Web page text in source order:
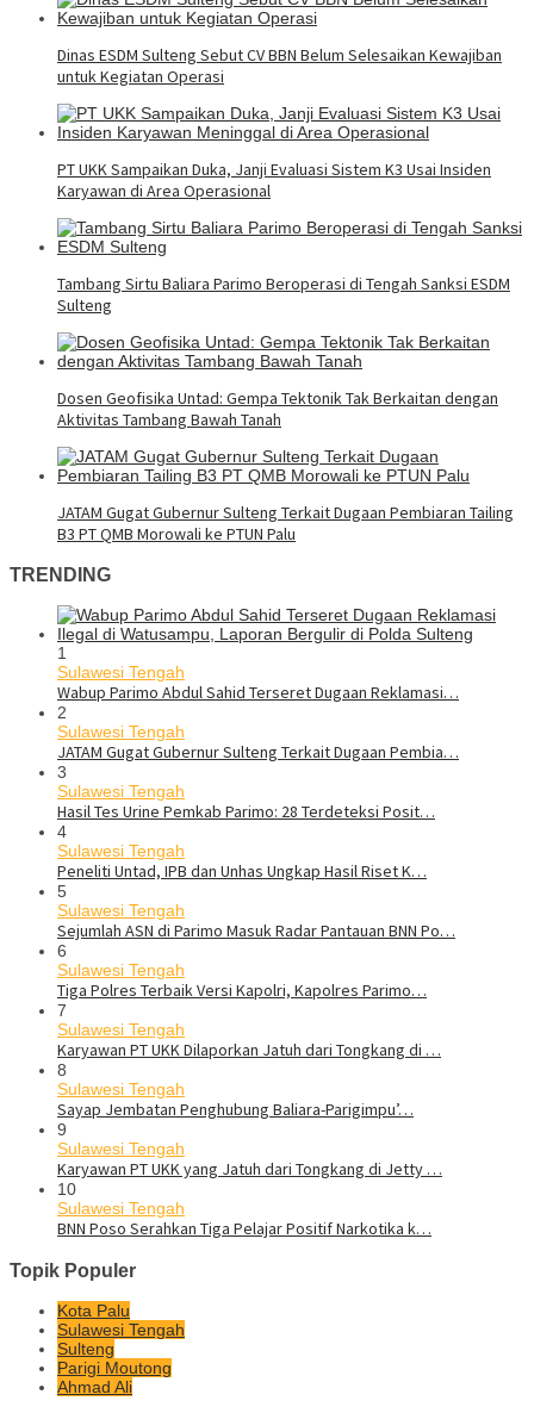
Dinas ESDM Sulteng Sebut CV BBN Belum Selesaikan Kewajiban
untuk Kegiatan Operasi
PT UKK Sampaikan Duka, Janji Evaluasi Sistem K3 Usai Insiden
Karyawan di Area Operasional
Tambang Sirtu Baliara Parimo Beroperasi di Tengah Sanksi ESDM
Sulteng
Dosen Geofisika Untad: Gempa Tektonik Tak Berkaitan dengan
Aktivitas Tambang Bawah Tanah
JATAM Gugat Gubernur Sulteng Terkait Dugaan Pembiaran Tailing
B3 PT QMB Morowali ke PTUN Palu
TRENDING
1
Sulawesi Tengah
Wabup Parimo Abdul Sahid Terseret Dugaan Reklamasi…
2
Sulawesi Tengah
JATAM Gugat Gubernur Sulteng Terkait Dugaan Pembia…
3
Sulawesi Tengah
Hasil Tes Urine Pemkab Parimo: 28 Terdeteksi Posit…
4
Sulawesi Tengah
Peneliti Untad, IPB dan Unhas Ungkap Hasil Riset K…
5
Sulawesi Tengah
Sejumlah ASN di Parimo Masuk Radar Pantauan BNN Po…
6
Sulawesi Tengah
Tiga Polres Terbaik Versi Kapolri, Kapolres Parimo…
7
Sulawesi Tengah
Karyawan PT UKK Dilaporkan Jatuh dari Tongkang di …
8
Sulawesi Tengah
Sayap Jembatan Penghubung Baliara-Parigimpu’…
9
Sulawesi Tengah
Karyawan PT UKK yang Jatuh dari Tongkang di Jetty …
10
Sulawesi Tengah
BNN Poso Serahkan Tiga Pelajar Positif Narkotika k…
Topik Populer
Kota Palu
Sulawesi Tengah
Sulteng
Parigi Moutong
Ahmad Ali